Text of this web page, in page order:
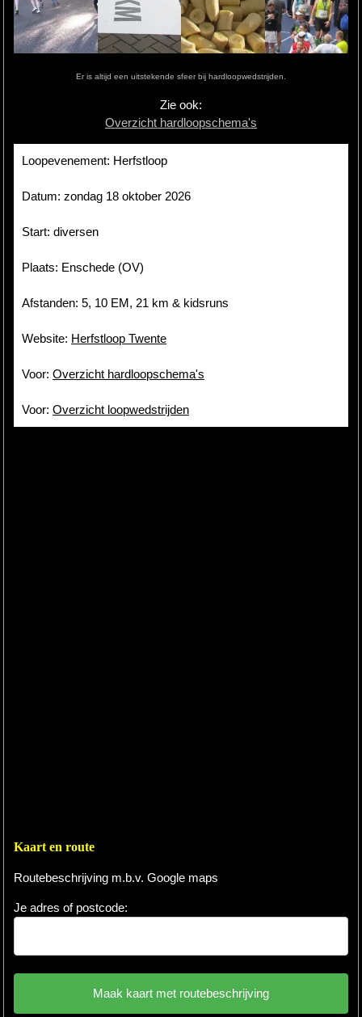
Hardlopen
Site
Er is altijd een uitstekende sfeer bij hardloopwedstrijden.
Zie ook:
Overzicht hardloopschema's
Loopevenement: Herfstloop
Datum: zondag 18 oktober 2026
Start: diversen
Plaats: Enschede (OV)
Afstanden: 5, 10 EM, 21 km & kidsruns
Website: Herfstloop Twente
Voor: Overzicht hardloopschema's
Voor: Overzicht loopwedstrijden
Kaart en route
Routebeschrijving m.b.v. Google maps
Je adres of postcode: